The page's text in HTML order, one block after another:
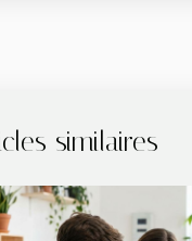
similaires